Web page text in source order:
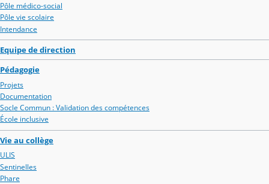
Pôle médico-social
Pôle vie scolaire
Intendance
Equipe de direction
Pédagogie
Projets
Documentation
Socle Commun : Validation des compétences
École inclusive
Vie au collège
ULIS
Sentinelles
Phare